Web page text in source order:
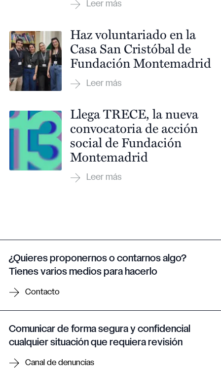
Haz voluntariado en la
Casa San Cristóbal de
Fundación Montemadrid
Llega TRECE, la nueva
convocatoria de acción
social de Fundación
Montemadrid
¿Quieres proponernos o contarnos algo?
Tienes varios medios para hacerlo
Contacto
Comunicar de forma segura y confidencial
cualquier situación que requiera revisión
Canal de denuncias